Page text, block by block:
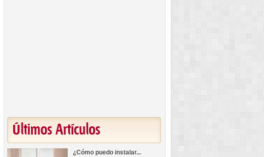
Últimos Artículos
¿Cómo puedo instalar...